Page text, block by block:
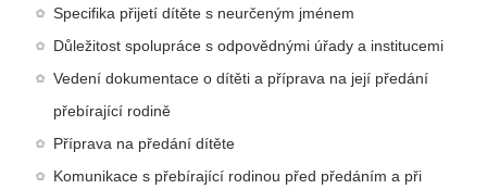
Specifika přijetí dítěte s neurčeným jménem
Důležitost spolupráce s odpovědnými úřady a institucemi
Vedení dokumentace o dítěti a příprava na její předání
přebírající rodině
Příprava na předání dítěte
Komunikace s přebírající rodinou před předáním a při